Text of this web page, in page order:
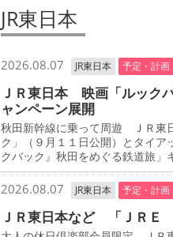
JR東日本
2026.08.07 JR東日本 予定・計画
ＪＲ東日本 映画「ルック
ャンペーン展開
秋田新幹線に乗って周遊 ＪＲ東
ク」（９月１１日公開）とタイア
クバック』秋田をめぐる鉄道旅」
2026.08.07 JR東日本 予定・計画
ＪＲ東日本など 「ＪＲＥ